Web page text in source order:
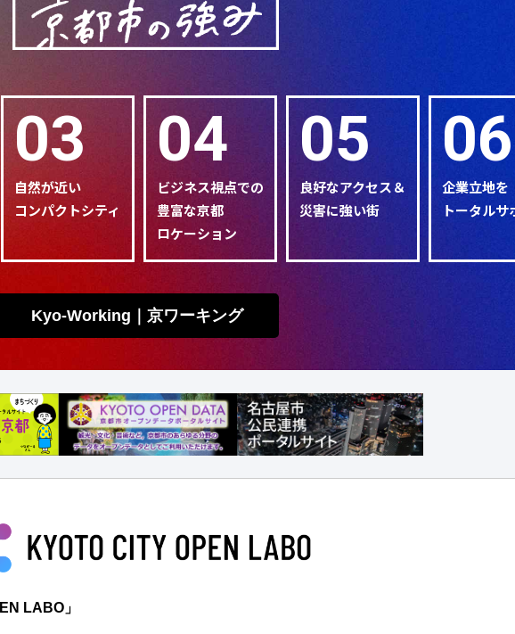
03
自然が近い
コンパクトシティ
04
ビジネス視点での
豊富な京都
ロケーション
05
良好なアクセス＆
災害に強い街
06
企業立地を
トータルサ
Kyo-Working｜京ワーキング
LABO」